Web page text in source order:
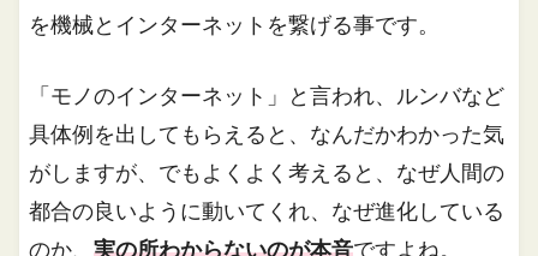
を機械とインターネットを繋げる事です。
「モノのインターネット」と言われ、ルンバなど
具体例を出してもらえると、なんだかわかった気
がしますが、でもよくよく考えると、なぜ人間の
都合の良いように動いてくれ、なぜ進化している
のか、実の所わからないのが本音ですよね。